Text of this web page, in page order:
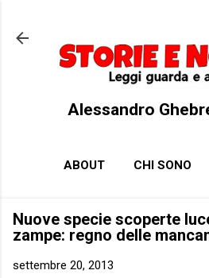
Alessandro
ABOUT CHI SONO
Nuove specie scoperte
zampe: regno delle
settembre 20, 2013